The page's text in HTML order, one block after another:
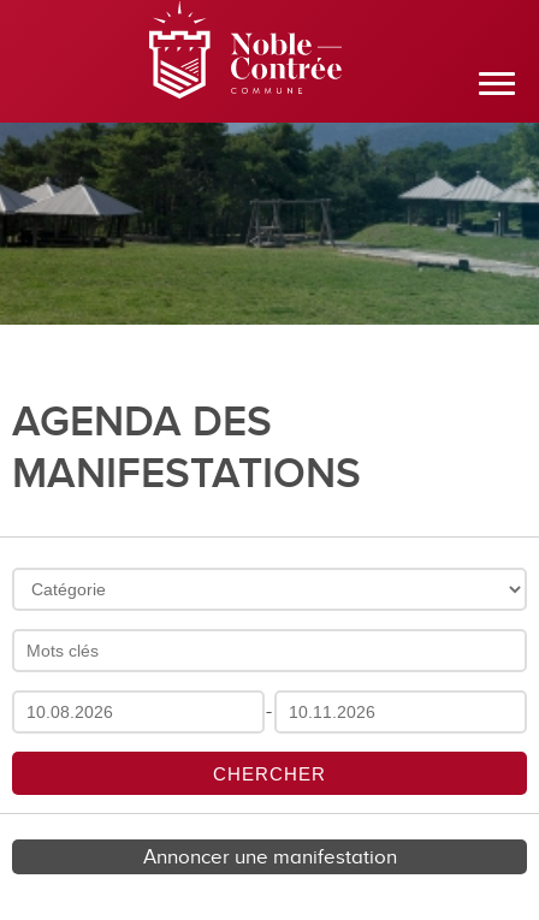
AGENDA DES
MANIFESTATIONS
-
Annoncer une manifestation